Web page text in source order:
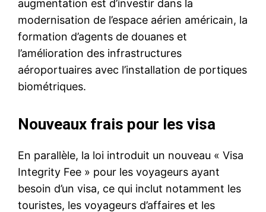
augmentation est d’investir dans la
modernisation de l’espace aérien américain, la
formation d’agents de douanes et
l’amélioration des infrastructures
aéroportuaires avec l’installation de portiques
biométriques.
Nouveaux frais pour les visa
En parallèle, la loi introduit un nouveau « Visa
Integrity Fee » pour les voyageurs ayant
besoin d’un visa, ce qui inclut notamment les
touristes, les voyageurs d’affaires et les